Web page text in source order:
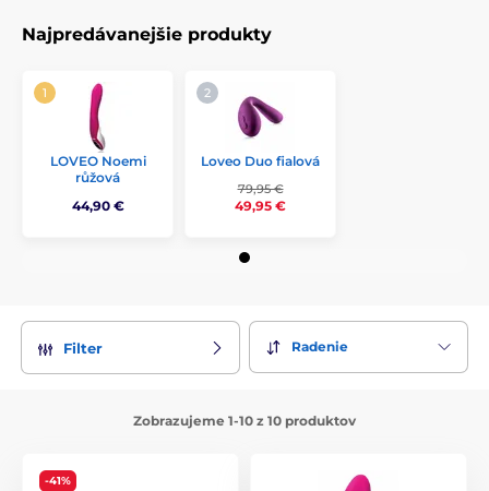
Najpredávanejšie produkty
LOVEO Noemi
růžová
44,90 €
Loveo Duo fialová
79,95 €
49,95 €
Filter Radenie
Zobrazujeme 1-10 z 10 produktov
-41%